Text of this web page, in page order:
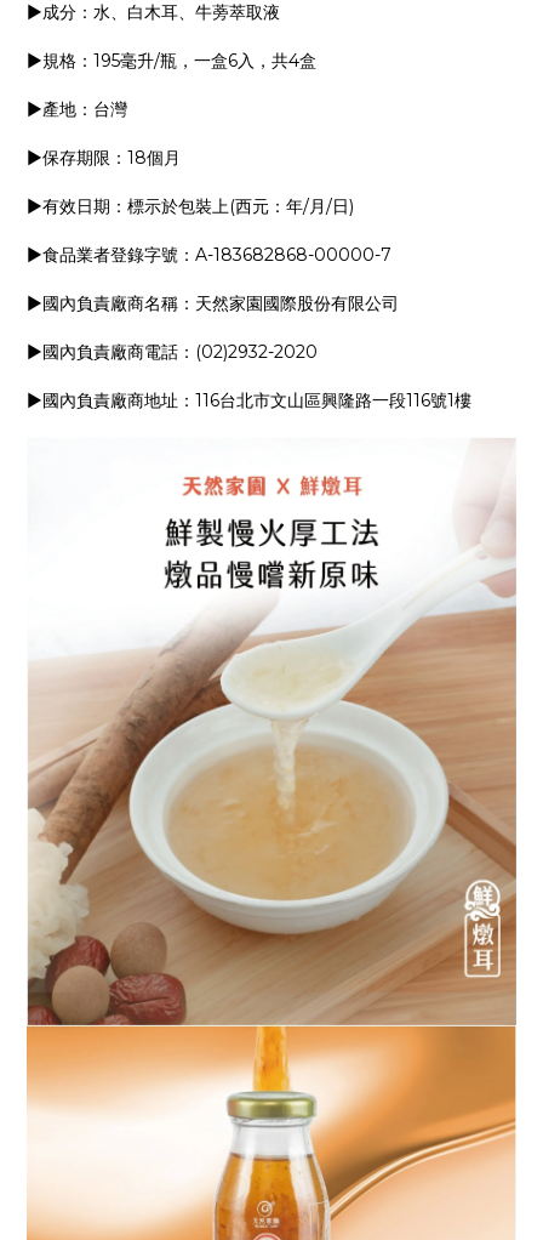
▶成分：水、白木耳、牛蒡萃取液
▶規格：195毫升/瓶，一盒6入，共4盒
▶產地：台灣
▶保存期限：18個月
▶有效日期：標示於包裝上(西元：年/月/日)
▶食品業者登錄字號：A-183682868-00000-7
▶國內負責廠商名稱：天然家園國際股份有限公司
▶國內負責廠商電話：(02)2932-2020
▶國內負責廠商地址：116台北市文山區興隆路一段116號1樓